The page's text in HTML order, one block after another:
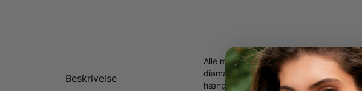
Beskrivelse
Alle mødre vil blive begejstrede over
diamantsmukke kan have op til fire
hænge det smukt i en sølvkæde, med